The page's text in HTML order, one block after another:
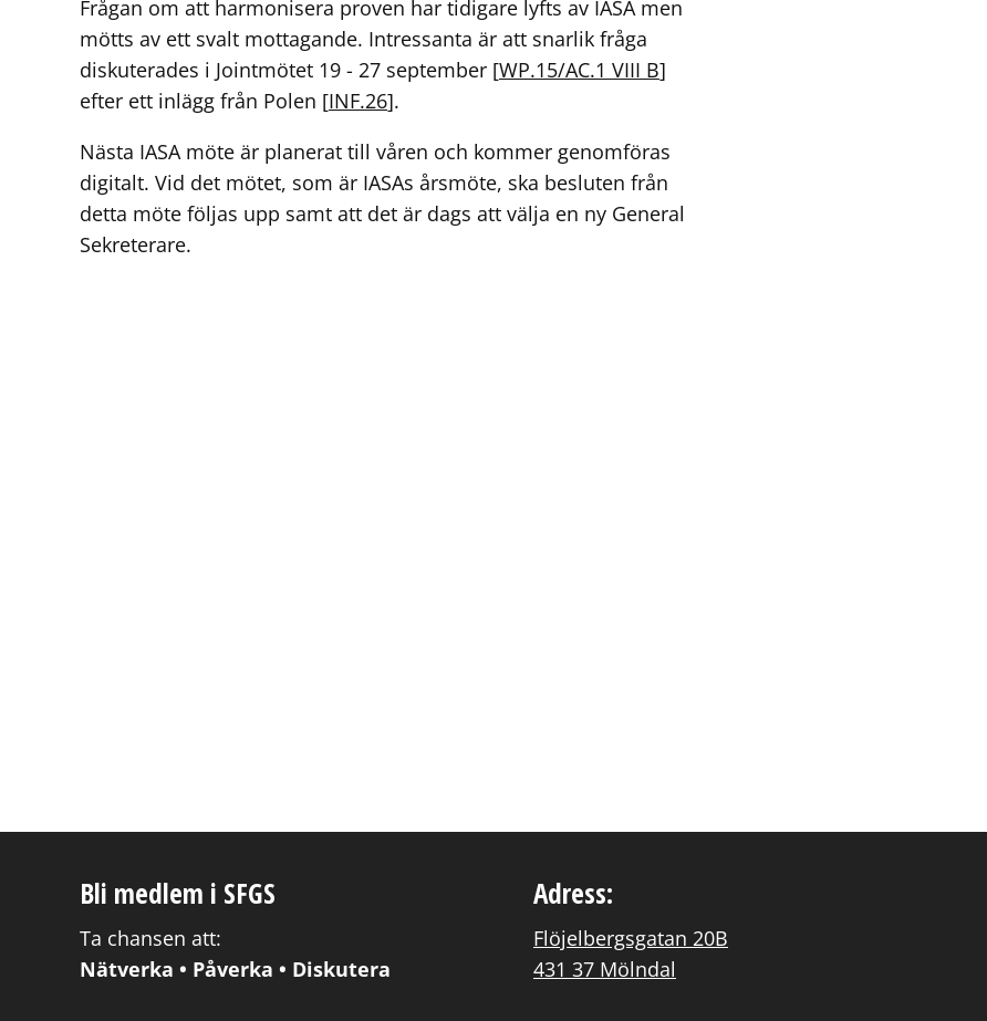
Frågan om att harmonisera proven har tidigare lyfts av IASA men
mötts av ett svalt mottagande. Intressanta är att snarlik fråga
diskuterades i Jointmötet 19 - 27 september [WP.15/AC.1 VIII B]
efter ett inlägg från Polen [INF.26].
Nästa IASA möte är planerat till våren och kommer genomföras
digitalt. Vid det mötet, som är IASAs årsmöte, ska besluten från
detta möte följas upp samt att det är dags att välja en ny General
Sekreterare.
Bli medlem i SFGS
Ta chansen att:
Nätverka • Påverka • Diskutera
Adress:
Flöjelbergsgatan 20B
431 37 Mölndal